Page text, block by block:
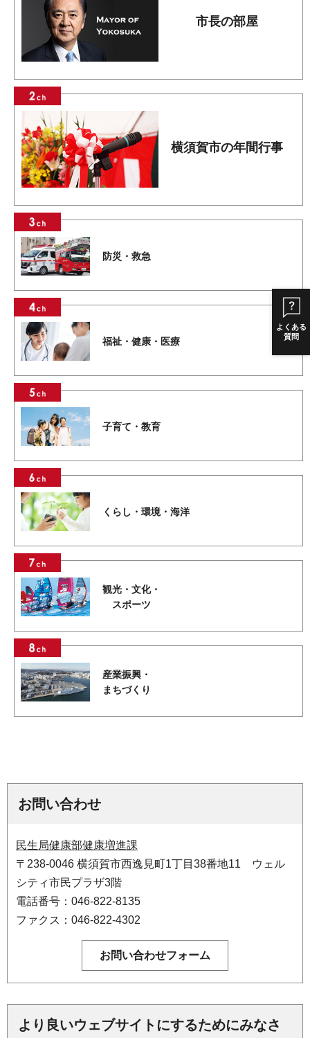
よくある
質問
市長の部屋
横須賀市の年間行事
防災・救急
福祉・健康・医療
子育て・教育
くらし・環境・海洋
観光・文化・
スポーツ
産業振興・
まちづくり
お問い合わせ
民生局健康部健康増進課
〒238-0046 横須賀市西逸見町1丁目38番地11 ウェル
シティ市民プラザ3階
電話番号：046-822-8135
ファクス：046-822-4302
より良いウェブサイトにするためにみなさ